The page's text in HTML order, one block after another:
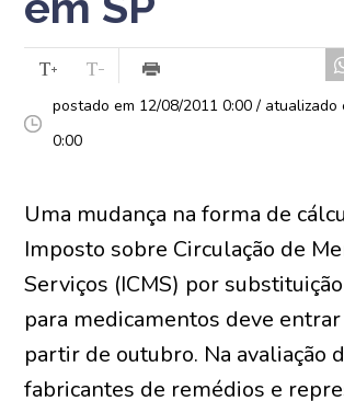
postado em 12/08/2011 0:00 / atualizado
0:00
Uma mudança na forma de
Imposto sobre Circulação de
Serviços (ICMS) por
para medicamentos deve
partir de outubro. Na avaliação
fabricantes de remédios e